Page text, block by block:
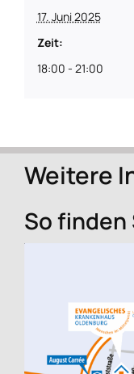
17. Juni 2025
Zeit:
18:00 - 21:00
Weitere
So finden